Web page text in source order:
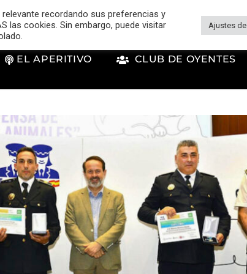
EL APERITIVO CLUB DE OYENTES
recordando sus preferencias y
las cookies. Sin embargo, puede visitar
Ajustes